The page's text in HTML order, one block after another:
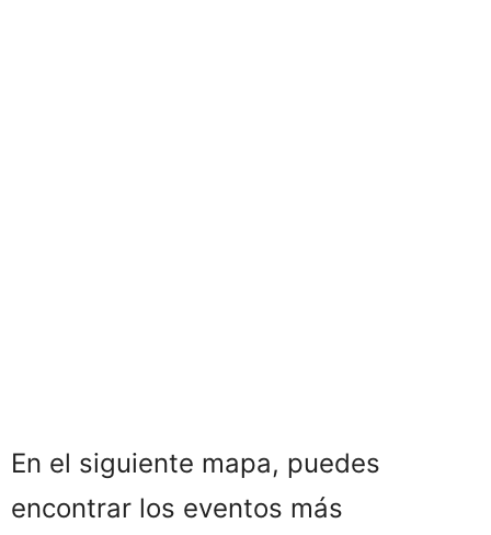
En el siguiente mapa, puedes
encontrar los eventos más